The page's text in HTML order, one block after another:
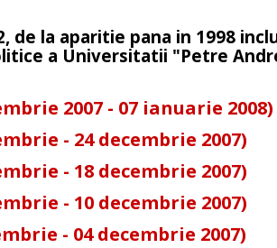
de la aparitie pana in 1998
a Universitatii "Petre
2007 - 07 ianuarie 2008)
- 24 decembrie 2007)
- 18 decembrie 2007)
- 10 decembrie 2007)
- 04 decembrie 2007)